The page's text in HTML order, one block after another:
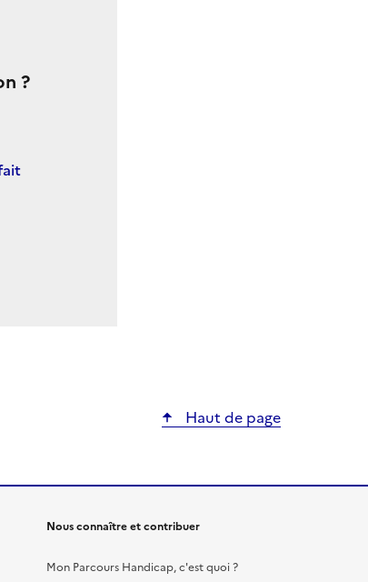
?
Haut de page
Nous connaître et contribuer
Mon Parcours Handicap, c'est quoi ?